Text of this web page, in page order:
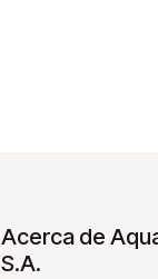
Acerca de
S.A.